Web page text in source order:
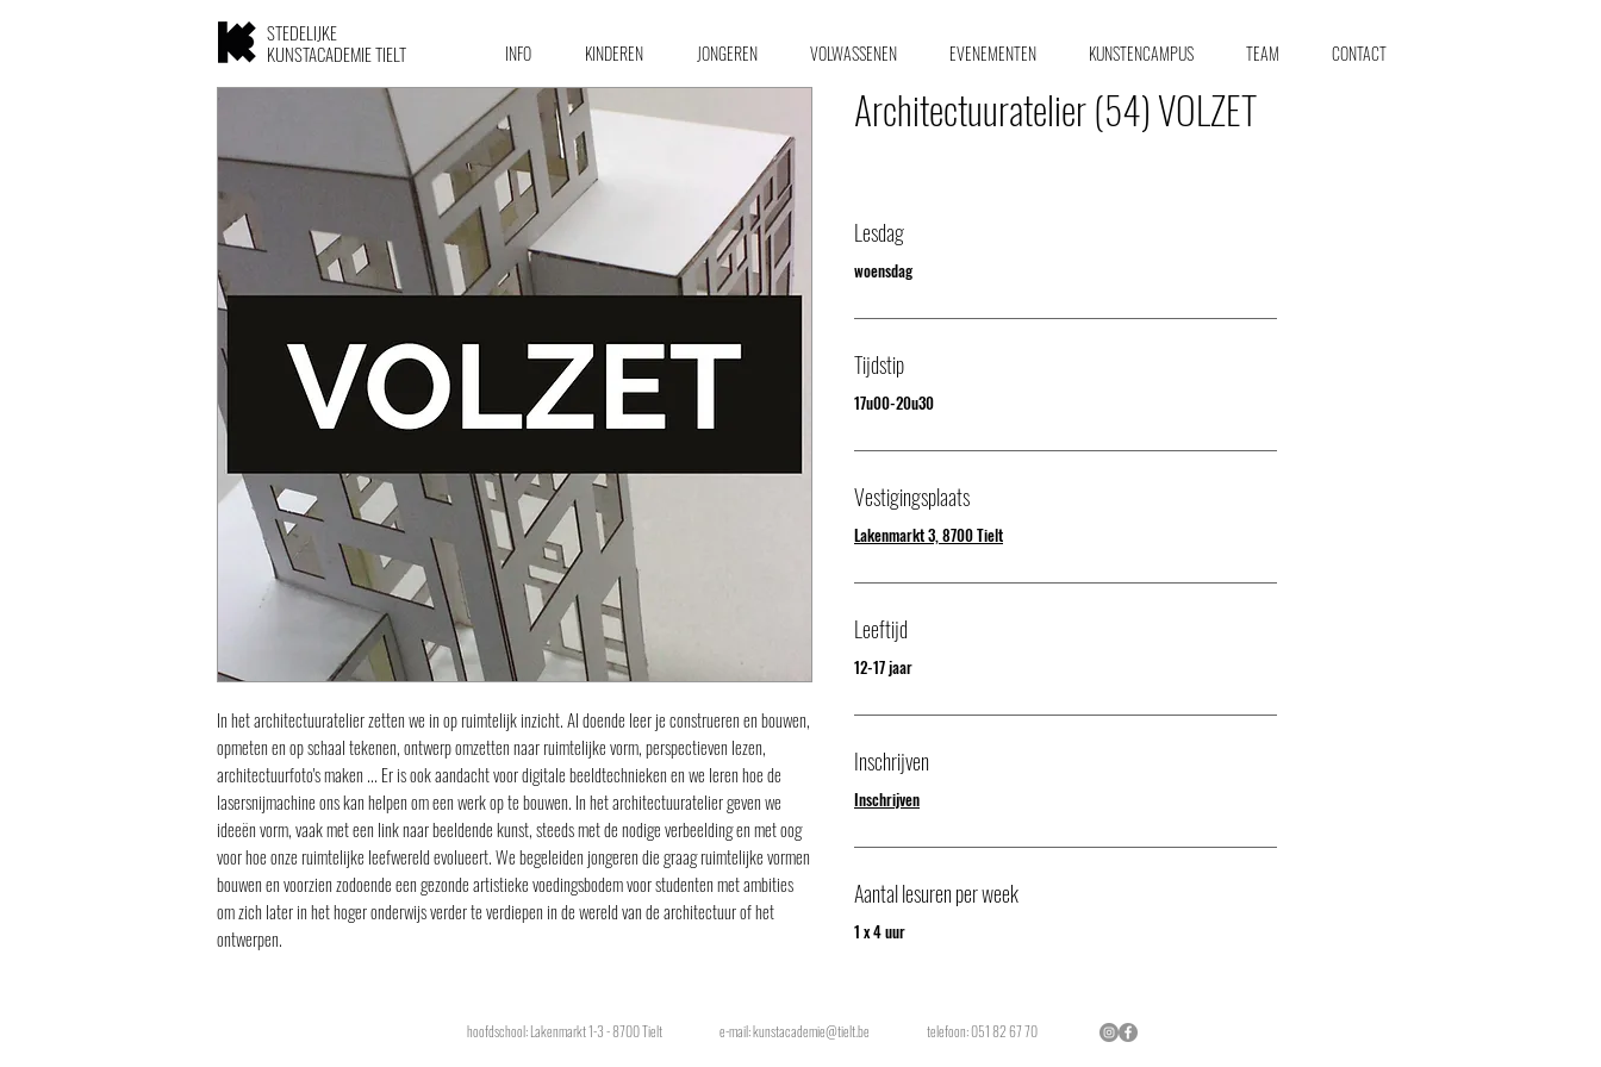
STEDELIJKE
KUNSTACADEMIE TIELT
INFO KINDEREN JONGEREN VOLWASSENEN EVENEMENTEN KUNSTENCAMPUS TEAM CONTACT
In het architectuuratelier zetten we in op ruimtelijk inzicht. Al doende leer je construeren en bouwen,
opmeten en op schaal tekenen, ontwerp omzetten naar ruimtelijke vorm, perspectieven lezen,
architectuurfoto's maken ... Er is ook aandacht voor digitale beeldtechnieken en we leren hoe de
lasersnijmachine ons kan helpen om een werk op te bouwen. In het architectuuratelier geven we
ideeën vorm, vaak met een link naar beeldende kunst, steeds met de nodige verbeelding en met oog
voor hoe onze ruimtelijke leefwereld evolueert. We begeleiden jongeren die graag ruimtelijke vormen
bouwen en voorzien zodoende een gezonde artistieke voedingsbodem voor studenten met ambities
om zich later in het hoger onderwijs verder te verdiepen in de wereld van de architectuur of het
ontwerpen.
Architectuuratelier (54) VOLZET
Lesdag
woensdag
Tijdstip
17u00-20u30
Vestigingsplaats
Lakenmarkt 3, 8700 Tielt
Leeftijd
12-17 jaar
Inschrijven
Inschrijven
Aantal lesuren per week
1 x 4 uur
hoofdschool:Lakenmarkt 1-3 - 8700 Tielt e-mail:kunstacademie@tielt.be telefoon: 051 82 67 70